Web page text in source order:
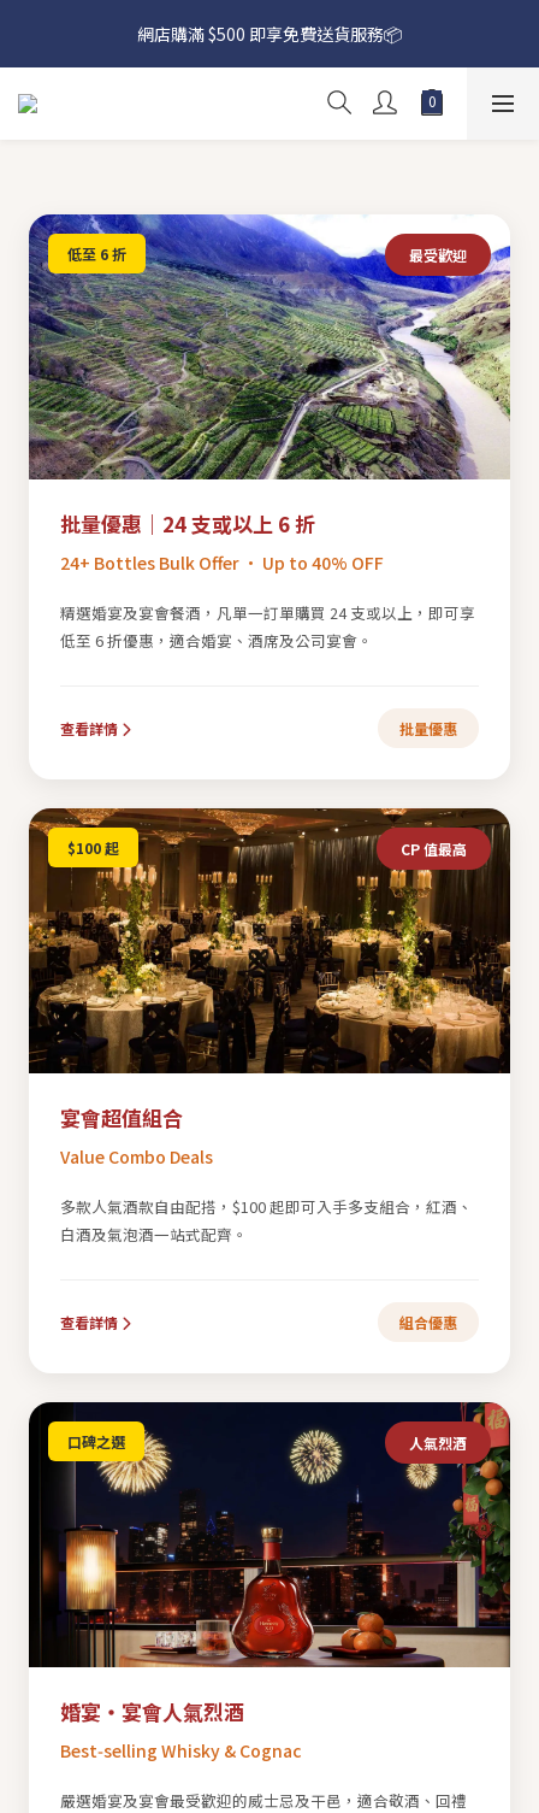
網店購滿 $500 即享免費送貨服務📦
網店購滿 $500 即享免費送貨服務📦
下載【偉成洋酒】手機應用程式，無條件送你高達$80買酒現金劵
最受歡迎
低至 6 折
批量優惠｜24 支或以上 6 折
24+ Bottles Bulk Offer · Up to 40% OFF
精選婚宴及宴會餐酒，凡單一訂單購買 24 支或以上，即可享
低至 6 折優惠，適合婚宴、酒席及公司宴會。
查看詳情 批量優惠
CP 值最高
$100 起
宴會超值組合
Value Combo Deals
多款人氣酒款自由配搭，$100 起即可入手多支組合，紅酒、
白酒及氣泡酒一站式配齊。
查看詳情 組合優惠
人氣烈酒
口碑之選
婚宴・宴會人氣烈酒
Best‑selling Whisky & Cognac
嚴選婚宴及宴會最受歡迎的威士忌及干邑，適合敬酒、回禮